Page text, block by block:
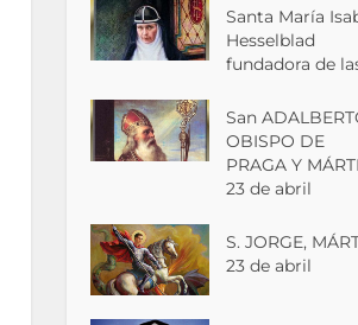
Santa María
Hesselblad
fundadora de
San
OBISPO DE
PRAGA Y
23 de abril
S. JORGE,
23 de abril